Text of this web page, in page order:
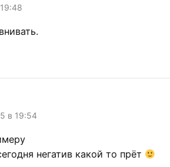
в 19:54
негатив какой то прёт